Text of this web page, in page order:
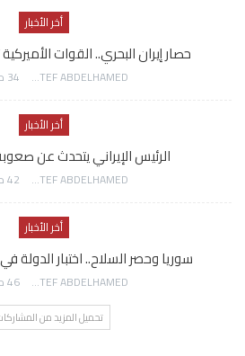
أخر الأخبار
حصار إيران البحري.. القوات
AWATEF ABDELHAMED 34 دقيقة منذ
أخر الأخبار
الرئيس الإيراني يتحدث عن
AWATEF ABDELHAMED 42 دقيقة منذ
أخر الأخبار
سوريا وحصر السلاح.. اختبار الدولة
AWATEF ABDELHAMED 46 دقيقة منذ
تحميل المزيد من